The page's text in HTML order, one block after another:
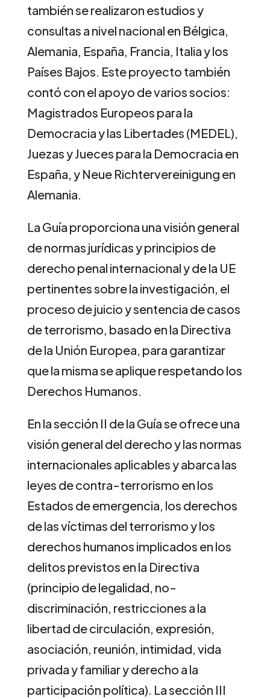
también se realizaron estudios y
consultas a nivel nacional en Bélgica,
Alemania, España, Francia, Italia y los
Países Bajos. Este proyecto también
contó con el apoyo de varios socios:
Magistrados Europeos para la
Democracia y las Libertades (MEDEL),
Juezas y Jueces para la Democracia en
España, y Neue Richtervereinigung en
Alemania.
La Guía proporciona una visión general
de normas jurídicas y principios de
derecho penal internacional y de la UE
pertinentes sobre la investigación, el
proceso de juicio y sentencia de casos
de terrorismo, basado en la Directiva
de la Unión Europea, para garantizar
que la misma se aplique respetando los
Derechos Humanos.
En la sección II de la Guía se ofrece una
visión general del derecho y las normas
internacionales aplicables y abarca las
leyes de contra-terrorismo en los
Estados de emergencia, los derechos
de las víctimas del terrorismo y los
derechos humanos implicados en los
delitos previstos en la Directiva
(principio de legalidad, no-
discriminación, restricciones a la
libertad de circulación, expresión,
asociación, reunión, intimidad, vida
privada y familiar y derecho a la
participación política). La sección III